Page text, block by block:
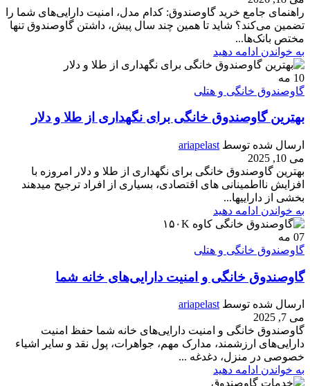
راهنمای جامع خرید گاوصندوق: کدام مدل، امنیت دارایی‌های شما را
تضمین می‌کند؟ شاید تا همین چند سال پیش، داشتن گاوصندوق تنها
مختص بانک‌ها...
به خواندن ادامه دهید
10 مه
گاوصندوق خانگی و هتلی
بهترین گاوصندوق خانگی برای نگهداری از طلا و دلار
ارسال شده توسط ariapelast
می 10, 2025
بهترین گاوصندوق خانگی برای نگهداری از طلا و دلار امروزه با
افزایش نااطمینانی های اقتصادی، بسیاری از افراد ترجیح میدهند
بخشی از داراییها...
به خواندن ادامه دهید
07 مه
گاوصندوق خانگی و هتلی
گاوصندوق خانگی و امنیت دارایی‌های خانه شما
ارسال شده توسط ariapelast
می 7, 2025
گاوصندوق خانگی و امنیت دارایی‌های خانه شما حفظ امنیت
دارایی‌های ارزشمند، مدارک مهم، جواهرات، پول نقد و سایر اشیاء
خصوصی در منزل، دغدغه ...
به خواندن ادامه دهید